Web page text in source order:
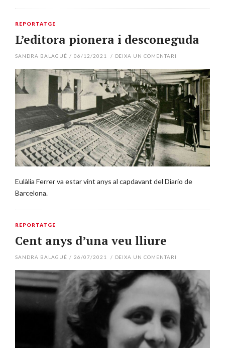
REPORTATGE
L’editora pionera i desconeguda
SANDRA BALAGUÉ / 06/12/2021 / DEIXA UN COMENTARI
Eulàlia Ferrer va estar vint anys al capdavant del Diario de
Barcelona.
REPORTATGE
Cent anys d’una veu lliure
SANDRA BALAGUÉ / 26/07/2021 / DEIXA UN COMENTARI